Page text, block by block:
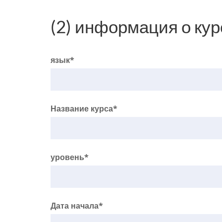
(2) информация о
язык*
Название курса*
уровень*
Дата начала*